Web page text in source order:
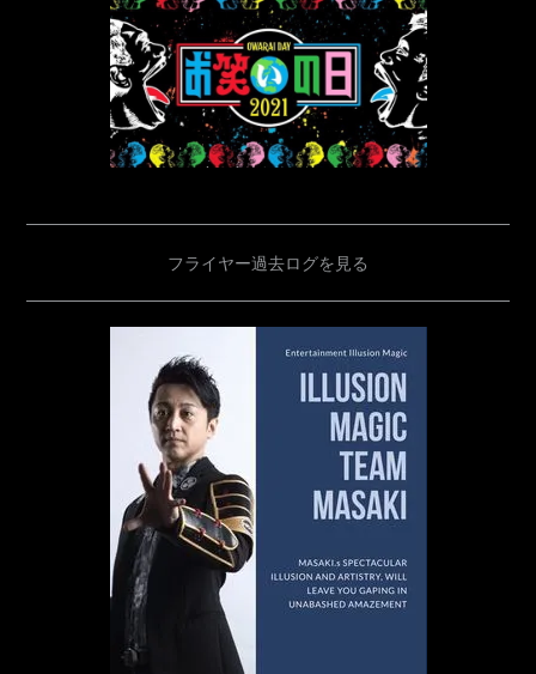
フライヤー過去ログを見る